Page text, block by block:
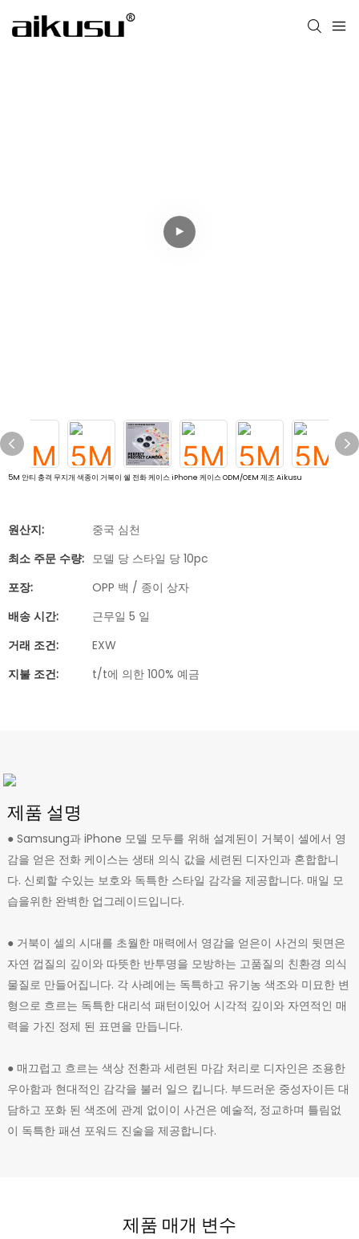
5M 안티 충격 무지개 색종이 거북이 쉘 전화 케이스 iPhone 케이스 ODM/OEM 제조 Aikusu
원산지:
중국 심천
최소 주문 수량: 모델 당 스타일 당 10pc
포장:
OPP 백 / 종이 상자
배송 시간:
근무일 5 일
거래 조건:
EXW
지불 조건:
t/t에 의한 100% 예금
제품 설명
● Samsung과 iPhone 모델 모두를 위해 설계된이 거북이 셀에서 영
감을 얻은 전화 케이스는 생태 의식 값을 세련된 디자인과 혼합합니
다. 신뢰할 수있는 보호와 독특한 스타일 감각을 제공합니다. 매일 모
습을위한 완벽한 업그레이드입니다.
● 거북이 셀의 시대를 초월한 매력에서 영감을 얻은이 사건의 뒷면은
자연 껍질의 깊이와 따뜻한 반투명을 모방하는 고품질의 친환경 의식
물질로 만들어집니다. 각 사례에는 독특하고 유기농 색조와 미묘한 변
형으로 흐르는 독특한 대리석 패턴이있어 시각적 깊이와 자연적인 매
력을 가진 정제 된 표면을 만듭니다.
● 매끄럽고 흐르는 색상 전환과 세련된 마감 처리로 디자인은 조용한
우아함과 현대적인 감각을 불러 일으 킵니다. 부드러운 중성자이든 대
담하고 포화 된 색조에 관계 없이이 사건은 예술적, 정교하며 틀림없
이 독특한 패션 포워드 진술을 제공합니다.
제품 매개 변수